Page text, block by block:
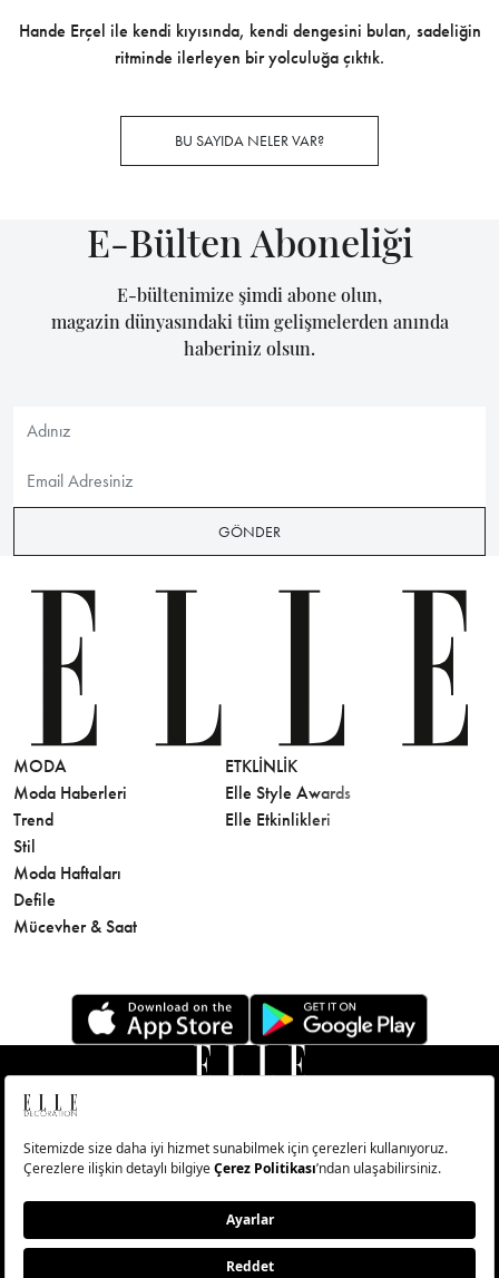
Hande Erçel ile kendi kıyısında, kendi dengesini bulan, sadeliğin
ritminde ilerleyen bir yolculuğa çıktık.
BU SAYIDA NELER VAR?
E-Bülten Aboneliği
E-bültenimize şimdi abone olun,
magazin dünyasındaki tüm gelişmelerden anında
haberiniz olsun.
GÖNDER
MODA
Moda Haberleri
Trend
Stil
Moda Haftaları
Defile
Mücevher & Saat
ETKLINLIK
Elle Style Awards
Elle Etkinlikleri
© Big Medya Teknoloji A.Ş. Altunizade Mahallesi Kuşbakışı
Caddesi No:27/1 Üsküdar/İstanbul
Aydınlatma Metni